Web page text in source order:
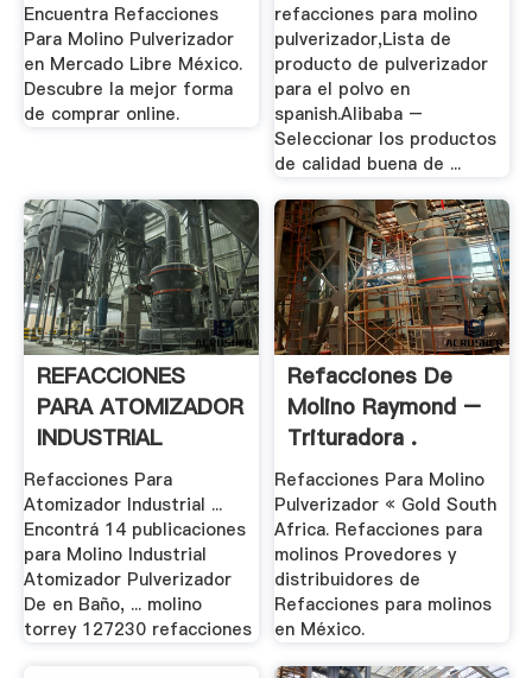
Encuentra Refacciones
Para Molino Pulverizador
en Mercado Libre México.
Descubre la mejor forma
de comprar online.
refacciones para molino
pulverizador,Lista de
producto de pulverizador
para el polvo en
spanish.Alibaba –
Seleccionar los productos
de calidad buena de ...
REFACCIONES
PARA ATOMIZADOR
INDUSTRIAL
Refacciones Para
Atomizador Industrial ...
Encontrá 14 publicaciones
para Molino Industrial
Atomizador Pulverizador
De en Baño, ... molino
torrey 127230 refacciones
Refacciones De
Molino Raymond –
Trituradora .
Refacciones Para Molino
Pulverizador « Gold South
Africa. Refacciones para
molinos Provedores y
distribuidores de
Refacciones para molinos
en México.